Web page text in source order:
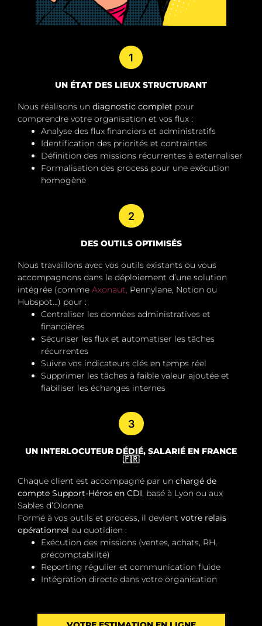
1
UN ÉTAT DES LIEUX STRUCTURANT
Nous réalisons un diagnostic complet pour
comprendre votre organisation et vos flux :
Analyse des flux financiers et administratifs
Identification des priorités et contraintes
Définition des missions récurrentes à externaliser
Formalisation des process pour une exécution
homogène
2
DES OUTILS OPTIMISÉS
Nous travaillons avec vos outils existants ou vous
accompagnons dans le déploiement d’une solution
intégrée (comme Axonaut, Pennylane, Notion ou
Hubspot…) pour :
Centraliser les données administratives et
financières
Sécuriser les flux et automatiser les tâches
récurrentes
Suivre vos indicateurs clés en temps réel
Supprimer les tâches à faible valeur ajoutée et
fiabiliser les échanges internes
3
UN INTERLOCUTEUR DÉDIÉ, SALARIÉ EN FRANCE
🇫🇷
Chaque client est accompagné par un chargé de
compte Support-Héros en CDI, basé à Lyon ou aux
Sables d’Olonne.
Formé à vos outils et process, il devient votre relais
opérationnel au quotidien :
Exécution des missions (ventes, achats, RH,
précomptabilité)
Reporting régulier et communication fluide
Intégration directe dans votre organisation